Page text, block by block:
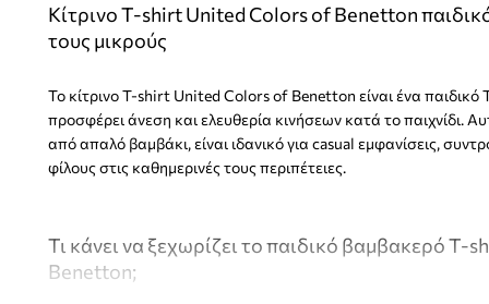
Κίτρινο T-shirt United Colors of Benetton
τους μικρούς
Το κίτρινο T-shirt United Colors of Benetton είναι ένα
προσφέρει άνεση και ελευθερία κινήσεων κατά το παιχνίδι.
από απαλό βαμβάκι, είναι ιδανικό για casual εμφανίσεις,
φίλους στις καθημερινές τους περιπέτειες.
Τι κάνει να ξεχωρίζει το παιδικό βαμβακερό
Benetton;